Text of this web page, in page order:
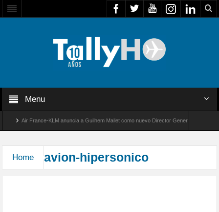
Menu
Air France-KLM anuncia a Guilhem Mallet como nuevo Director General para América
Home avion-hipersonico